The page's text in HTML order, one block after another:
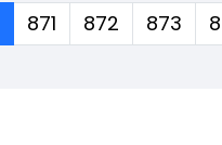
(corrente)
871 872 873